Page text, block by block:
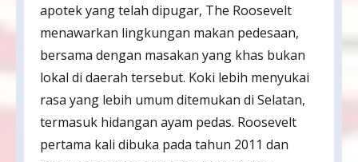
apotek yang telah dipugar, The Roosevelt
menawarkan lingkungan makan pedesaan,
bersama dengan masakan yang khas bukan
lokal di daerah tersebut. Koki lebih menyukai
rasa yang lebih umum ditemukan di Selatan,
termasuk hidangan ayam pedas. Roosevelt
pertama kali dibuka pada tahun 2011 dan